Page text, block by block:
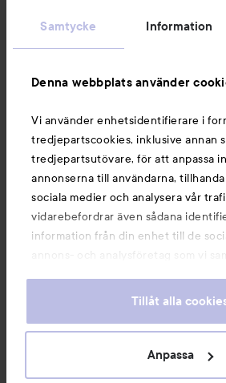
Samtycke Information
Denna webbplats använder
Vi använder enhetsidentifierare i
tredjepartscookies, inklusive annan
tredjepartsutövare, för att anpassa
annonserna till användarna,
sociala medier och analysera vår
vidarebefordrar även sådana
information från din enhet till de
annons- och analysföretag som vi
information som du har
våra cookies vid fortsatt
För information om hur du kan ändra
Tillåt alla
Anpassa
Du kanske också gillar